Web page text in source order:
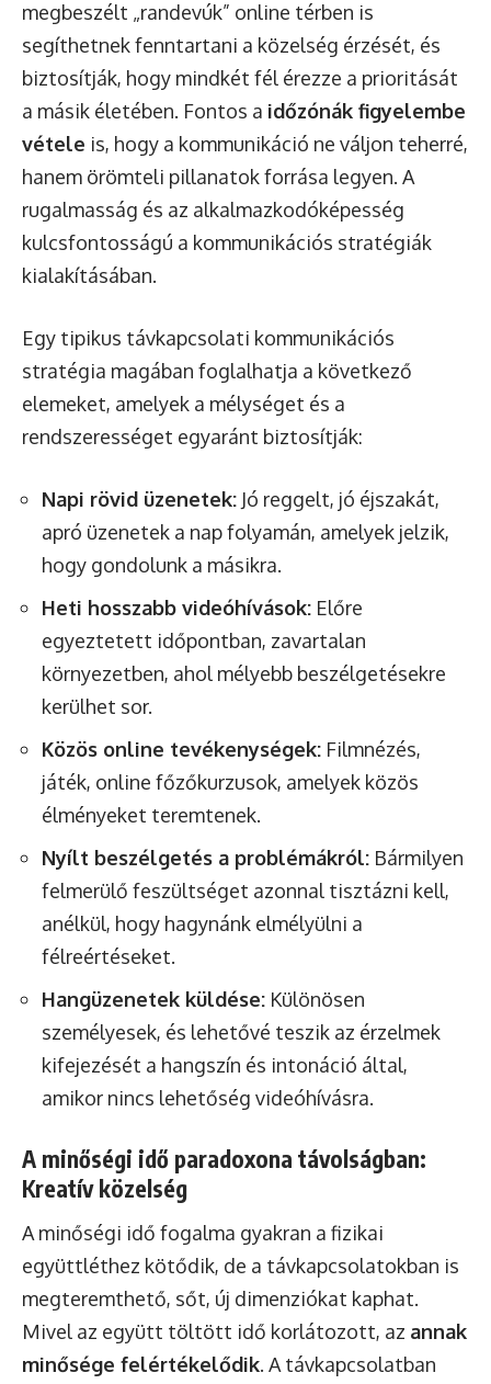
megbeszélt „randevúk” online térben is
segíthetnek fenntartani a közelség érzését, és
biztosítják, hogy mindkét fél érezze a prioritását
a másik életében. Fontos a időzónák figyelembe
vétele is, hogy a kommunikáció ne váljon teherré,
hanem örömteli pillanatok forrása legyen. A
rugalmasság és az alkalmazkodóképesség
kulcsfontosságú a kommunikációs stratégiák
kialakításában.
Egy tipikus távkapcsolati kommunikációs
stratégia magában foglalhatja a következő
elemeket, amelyek a mélységet és a
rendszerességet egyaránt biztosítják:
Napi rövid üzenetek: Jó reggelt, jó éjszakát,
apró üzenetek a nap folyamán, amelyek jelzik,
hogy gondolunk a másikra.
Heti hosszabb videóhívások: Előre
egyeztetett időpontban, zavartalan
környezetben, ahol mélyebb beszélgetésekre
kerülhet sor.
Közös online tevékenységek: Filmnézés,
játék, online főzőkurzusok, amelyek közös
élményeket teremtenek.
Nyílt beszélgetés a problémákról: Bármilyen
felmerülő feszültséget azonnal tisztázni kell,
anélkül, hogy hagynánk elmélyülni a
félreértéseket.
Hangüzenetek küldése: Különösen
személyesek, és lehetővé teszik az érzelmek
kifejezését a hangszín és intonáció által,
amikor nincs lehetőség videóhívásra.
A minőségi idő paradoxona távolságban:
Kreatív közelség
A minőségi idő fogalma gyakran a fizikai
együttléthez kötődik, de a távkapcsolatokban is
megteremthető, sőt, új dimenziókat kaphat.
Mivel az együtt töltött idő korlátozott, az annak
minősége felértékelődik. A távkapcsolatban